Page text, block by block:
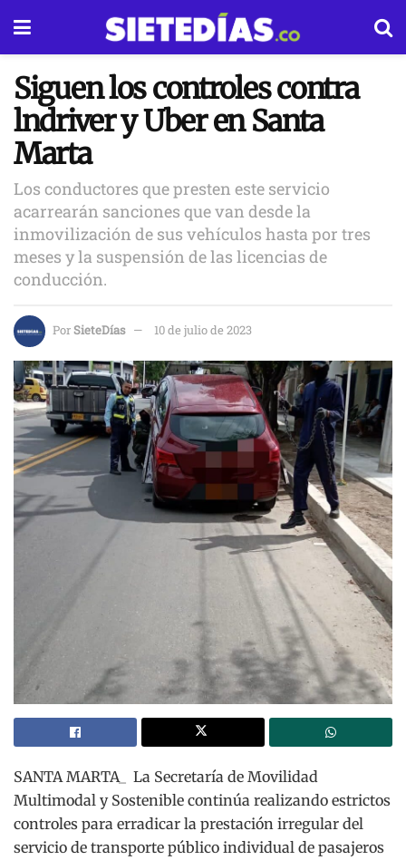
Siguen los controles contra
lndriver y Uber en Santa
Marta
Los conductores que presten este servicio
acarrearán sanciones que van desde la
inmovilización de sus vehículos hasta por tres
meses y la suspensión de las licencias de
conducción.
PorSieteDías 10 de julio de 2023
SANTA MARTA_ La Secretaría de Movilidad
Multimodal y Sostenible continúa realizando estrictos
controles para erradicar la prestación irregular del
servicio de transporte público individual de pasajeros